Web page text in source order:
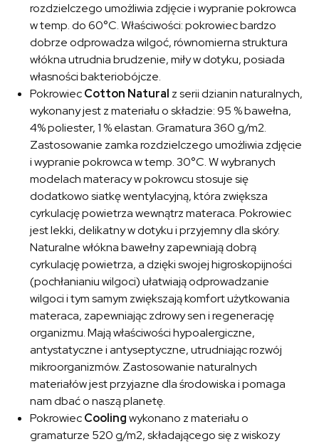
rozdzielczego umożliwia zdjęcie i wypranie pokrowca
w temp. do 60°C. Właściwości: pokrowiec bardzo
dobrze odprowadza wilgoć, równomierna struktura
włókna utrudnia brudzenie, miły w dotyku, posiada
własności bakteriobójcze.
PokrowiecCotton Natural z serii dzianin naturalnych,
wykonany jest z materiału o składzie: 95 % bawełna,
4% poliester, 1 % elastan. Gramatura 360 g/m2.
Zastosowanie zamka rozdzielczego umożliwia zdjęcie
i wypranie pokrowca w temp. 30°C. W wybranych
modelach materacy w pokrowcu stosuje się
dodatkowo siatkę wentylacyjną, która zwiększa
cyrkulację powietrza wewnątrz materaca. Pokrowiec
jest lekki, delikatny w dotyku i przyjemny dla skóry.
Naturalne włókna bawełny zapewniają dobrą
cyrkulację powietrza, a dzięki swojej higroskopijności
(pochłanianiu wilgoci) ułatwiają odprowadzanie
wilgoci i tym samym zwiększają komfort użytkowania
materaca, zapewniając zdrowy sen i regenerację
organizmu. Mają właściwości hypoalergiczne,
antystatyczne i antyseptyczne, utrudniając rozwój
mikroorganizmów. Zastosowanie naturalnych
materiałów jest przyjazne dla środowiska i pomaga
nam dbać o naszą planetę.
PokrowiecCoolingwykonano z materiału o
gramaturze 520 g/m2, składającego się z wiskozy